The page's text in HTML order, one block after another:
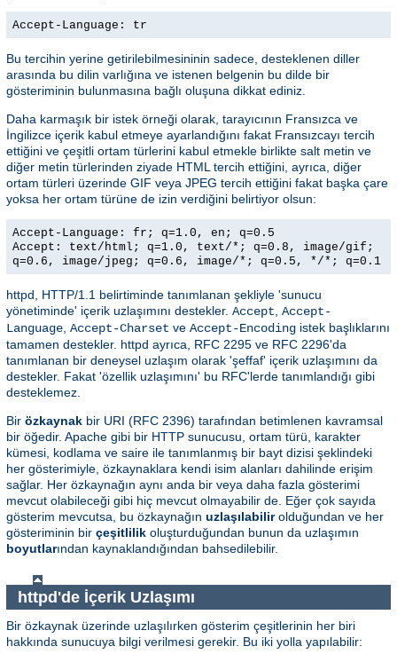
Accept-Language: tr
Bu tercihin yerine getirilebilmesininin sadece, desteklenen diller
arasında bu dilin varlığına ve istenen belgenin bu dilde bir
gösteriminin bulunmasına bağlı oluşuna dikkat ediniz.
Daha karmaşık bir istek örneği olarak, tarayıcının Fransızca ve
İngilizce içerik kabul etmeye ayarlandığını fakat Fransızcayı tercih
ettiğini ve çeşitli ortam türlerini kabul etmekle birlikte salt metin ve
diğer metin türlerinden ziyade HTML tercih ettiğini, ayrıca, diğer
ortam türleri üzerinde GIF veya JPEG tercih ettiğini fakat başka çare
yoksa her ortam türüne de izin verdiğini belirtiyor olsun:
Accept-Language: fr; q=1.0, en; q=0.5
Accept: text/html; q=1.0, text/*; q=0.8, image/gif;
q=0.6, image/jpeg; q=0.6, image/*; q=0.5, */*; q=0.1
httpd, HTTP/1.1 belirtiminde tanımlanan şekliyle 'sunucu
yönetiminde' içerik uzlaşımını destekler. Accept Accept-
Language Accept-Charset ve Accept-Encoding istek başlıklarını
tamamen destekler. httpd ayrıca, RFC 2295 ve RFC 2296'da
tanımlanan bir deneysel uzlaşım olarak 'şeffaf' içerik uzlaşımını da
destekler. Fakat 'özellik uzlaşımını' bu RFC'lerde tanımlandığı gibi
desteklemez.
Bir özkaynak bir URI (RFC 2396) tarafından betimlenen kavramsal
bir öğedir. Apache gibi bir HTTP sunucusu, ortam türü, karakter
kümesi, kodlama ve saire ile tanımlanmış bir bayt dizisi şeklindeki
her gösterimiyle, özkaynaklara kendi isim alanları dahilinde erişim
sağlar. Her özkaynağın aynı anda bir veya daha fazla gösterimi
mevcut olabileceği gibi hiç mevcut olmayabilir de. Eğer çok sayıda
gösterim mevcutsa, bu özkaynağın uzlaşılabilirolduğundan ve her
gösteriminin bir çeşitlilik oluşturduğundan bunun da uzlaşımın
boyutlarından kaynaklandığından bahsedilebilir.
httpd'de İçerik Uzlaşımı
Bir özkaynak üzerinde uzlaşılırken gösterim çeşitlerinin her biri
hakkında sunucuya bilgi verilmesi gerekir. Bu iki yolla yapılabilir: